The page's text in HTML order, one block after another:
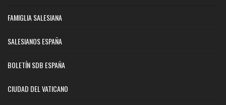
FAMIGLIA SALESIANA
SALESIANOS ESPAÑA
BOLETÍN SDB ESPAÑA
CIUDAD DEL VATICANO